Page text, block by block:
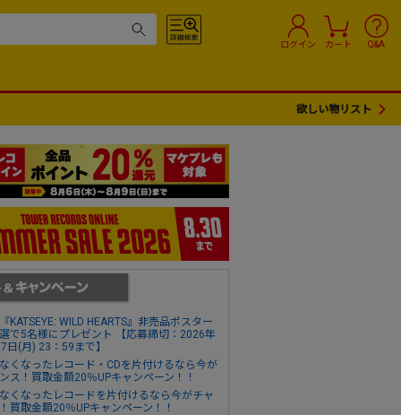
ログイン カート Q&A
欲しい物リスト
KATSEYE: WILD HEARTS』非売品ポスター
で5名様にプレゼント 【応募締切：2026年
日(月) 23：59まで】
くなったレコード・CDを片付けるなら今が
ス！買取金額20％UPキャンペーン！！
くなったレコードを片付けるなら今がチャ
買取金額20％UPキャンペーン！！